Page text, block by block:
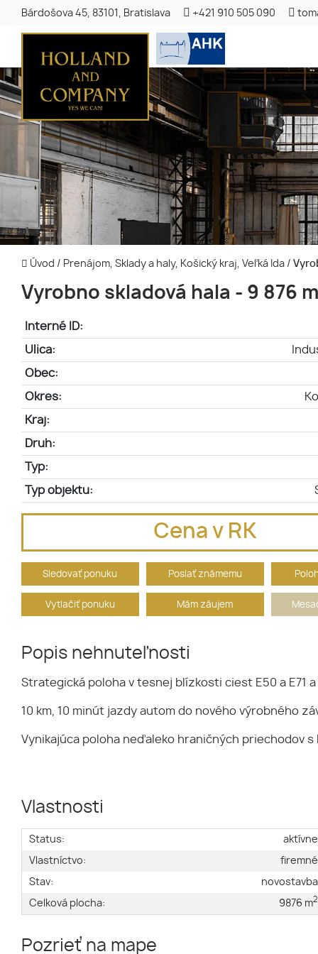
Bárdošova 45, 83101, Bratislava +421 910 505 090
Úvod / Prenájom, Sklady a haly, Košický kraj, Veľká Ida /
Vyrobno skladová hala - 9 876
Interné ID:
Ulica:
Obec:
Okres:
Kraj:
Druh:
Typ:
Typ objektu:
Cena v RK
Sledovať ponuku Poslať známemu
Vytlačiť ponuku Mám záujem
Popis nehnuteľnosti
Strategická poloha v tesnej blízkosti ciest E50 a E71
10 km, 10 minút jazdy autom do nového výrobného
Vynikajúca poloha neďaleko hraničných priechodov s
Vlastnosti
Status:
aktívne
Vlastníctvo:
firemné
Stav:
novostavba
Celková plocha:
9876 m2
Pozrieť na mape